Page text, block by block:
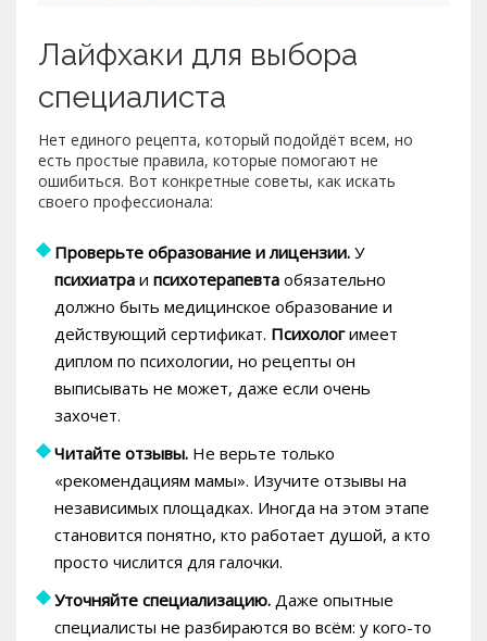
Лайфхаки для выбора
специалиста
Нет единого рецепта, который подойдёт всем, но
есть простые правила, которые помогают не
ошибиться. Вот конкретные советы, как искать
своего профессионала:
Проверьте образование и лицензии. У
психиатра и психотерапевта обязательно
должно быть медицинское образование и
действующий сертификат. Психологимеет
диплом по психологии, но рецепты он
выписывать не может, даже если очень
захочет.
Читайте отзывы. Не верьте только
«рекомендациям мамы». Изучите отзывы на
независимых площадках. Иногда на этом этапе
становится понятно, кто работает душой, а кто
просто числится для галочки.
Уточняйте специализацию. Даже опытные
специалисты не разбираются во всём: у кого-то